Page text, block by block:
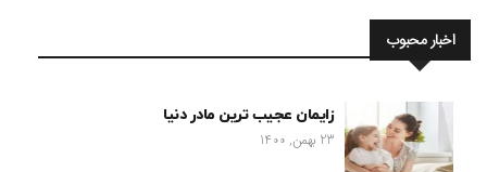
اخبار محبوب
زایمان عجیب ترین مادر دنیا
23 بهمن, 1400